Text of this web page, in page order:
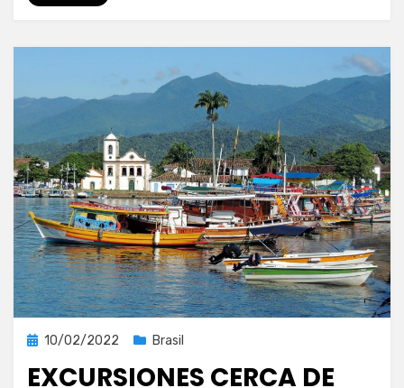
Publicada
10/02/2022 Brasil
EXCURSIONES CERCA DE